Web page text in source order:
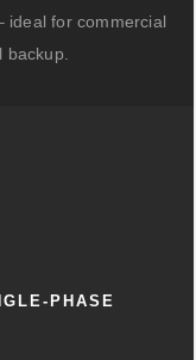
ideal for commercial
PHASE